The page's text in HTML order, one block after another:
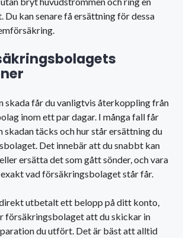
kan senare få ersättning för dessa
skada får du vanligtvis återkoppling från
inom ett par dagar. I många fall får
skadan täcks och hur står ersättning du
Det innebär att du snabbt kan
ersätta det som gått sönder, och vara
vad försäkringsbolaget står får.
utbetalt ett belopp på ditt konto,
försäkringsbolaget att du skickar in
du utfört. Det är bäst att alltid